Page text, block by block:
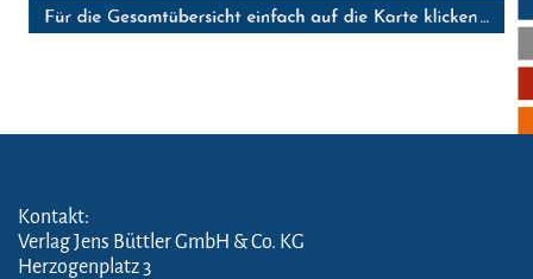
Kontakt:
Verlag Jens Büttler GmbH & Co. KG
Herzogenplatz 3